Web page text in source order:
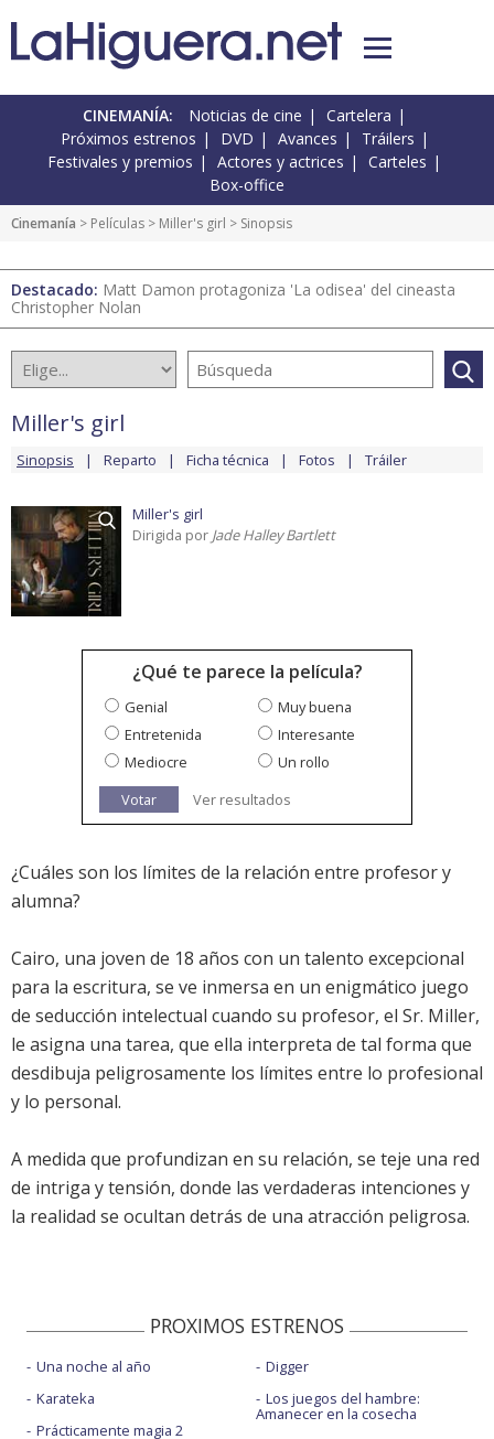
CINEMANÍA: Noticias de cine
Cartelera
Próximos estrenos
DVD Avances
Tráilers
Festivales y premios
Actores y actrices
Carteles
Box-office
Cinemanía > Películas > Miller's girl > Sinopsis
Destacado: Matt Damon protagoniza 'La odisea' del cineasta
Christopher Nolan
Miller's girl
Sinopsis Reparto Ficha técnica Fotos Tráiler
Miller's girl
Dirigida por Jade Halley Bartlett
¿Qué te parece la película?
Genial
Muy buena
Entretenida
Interesante
Mediocre
Un rollo
Votar
Ver resultados
¿Cuáles son los límites de la relación entre profesor y
alumna?
Cairo, una joven de 18 años con un talento excepcional
para la escritura, se ve inmersa en un enigmático juego
de seducción intelectual cuando su profesor, el Sr. Miller,
le asigna una tarea, que ella interpreta de tal forma que
desdibuja peligrosamente los límites entre lo profesional
y lo personal.
A medida que profundizan en su relación, se teje una red
de intriga y tensión, donde las verdaderas intenciones y
la realidad se ocultan detrás de una atracción peligrosa.
PROXIMOS ESTRENOS
Una noche al año
Karateka
Prácticamente magia 2
Digger
Los juegos del hambre:
Amanecer en la cosecha